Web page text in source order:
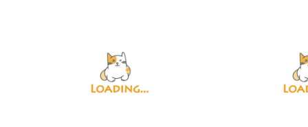
朋友赶紧来微博关注支持@瓜希酱